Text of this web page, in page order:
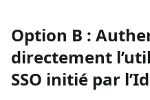
Option B :
directement
SSO initié par